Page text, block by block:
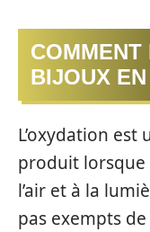
COMMENT
BIJOUX
L’oxydation
produit lorsque
l’air et à la
pas exempts